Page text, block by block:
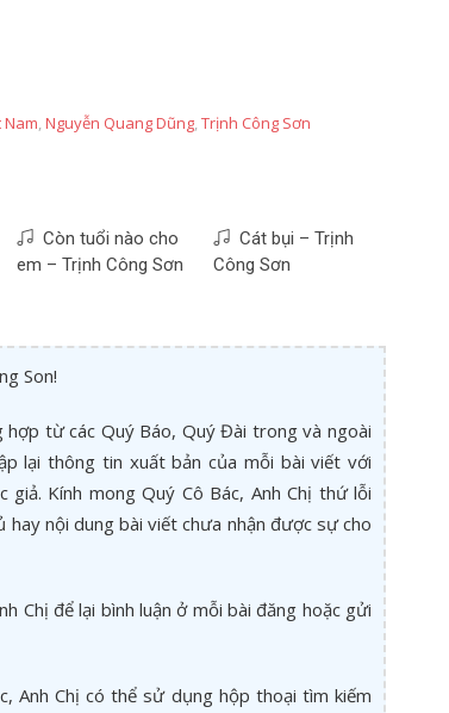
,Nguyễn Quang Dũng,Trịnh Công Sơn
Còn tuổi nào cho
em – Trịnh Công Sơn
Cát bụi – Trịnh
Công Sơn
Son!
từ các Quý Báo, Quý Đài trong và ngoài
lại thông tin xuất bản của mỗi bài viết với
Kính mong Quý Cô Bác, Anh Chị thứ lỗi
nội dung bài viết chưa nhận được sự cho
Chị để lại bình luận ở mỗi bài đăng hoặc gửi
Anh Chị có thể sử dụng hộp thoại tìm kiếm